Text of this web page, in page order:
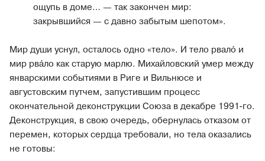
ощупь в доме… — так закончен мир:
закрывшийся — с давно забытым шепотом».
Мир души уснул, осталось одно «тело». И тело рвалó и
мир рвáло как старую марлю. Михайловский умер между
январскими событиями в Риге и Вильнюсе и
августовским путчем, запустившим процесс
окончательной деконструкции Союза в декабре 1991-го.
Деконструкция, в свою очередь, обернулась отказом от
перемен, которых сердца требовали, но тела оказались
не готовы: